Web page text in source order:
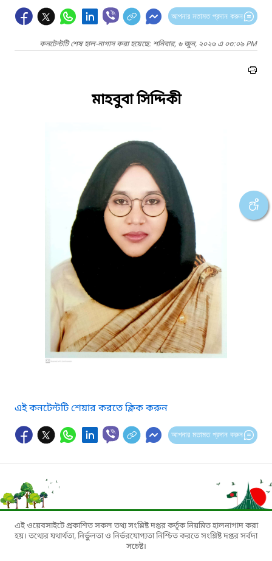
আপনার মতামত প্রদান করুন
কনটেন্টটি শেষ হাল-নাগাদ করা হয়েছে: শনিবার, ৬ জুন, ২০২৬ এ ০৩:০৯ PM
মাহবুবা সিদ্দিকী
এই কনটেন্টটি শেয়ার করতে ক্লিক করুন
আপনার মতামত প্রদান করুন
এই ওয়েবসাইটে প্রকাশিত সকল তথ্য সংশ্লিষ্ট দপ্তর কর্তৃক নিয়মিত হালনাগাদ করা
হয়। তথ্যের যথার্থতা, নির্ভুলতা ও নির্ভরযোগ্যতা নিশ্চিত করতে সংশ্লিষ্ট দপ্তর সর্বদা
সচেষ্ট।